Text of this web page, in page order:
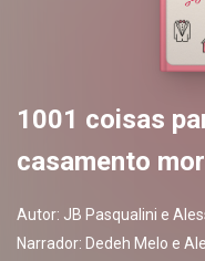
1001 coisas
casamento
Autor: JB Pasqualini e
Narrador: Dedeh Melo e